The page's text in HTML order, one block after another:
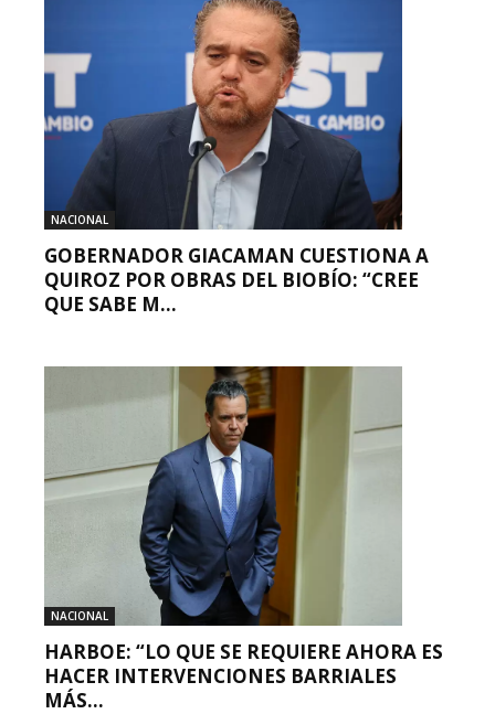
NACIONAL
GOBERNADOR GIACAMAN CUESTIONA A
QUIROZ POR OBRAS DEL BIOBÍO: “CREE
QUE SABE M...
NACIONAL
HARBOE: “LO QUE SE REQUIERE AHORA ES
HACER INTERVENCIONES BARRIALES
MÁS...